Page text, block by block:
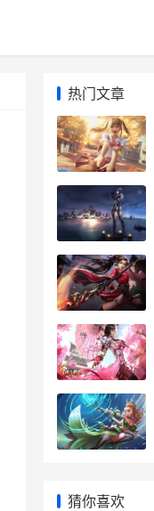
热门文章
猜你喜欢